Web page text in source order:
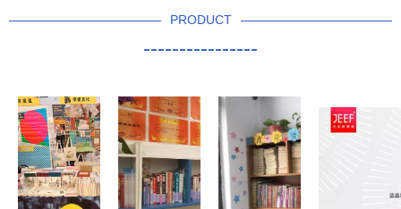
PRODUCT
----------------